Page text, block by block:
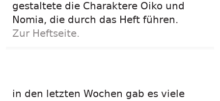
gestaltete die Charaktere Oiko und
Nomia, die durch das Heft führen.
Zur Heftseite.
in den letzten Wochen gab es viele